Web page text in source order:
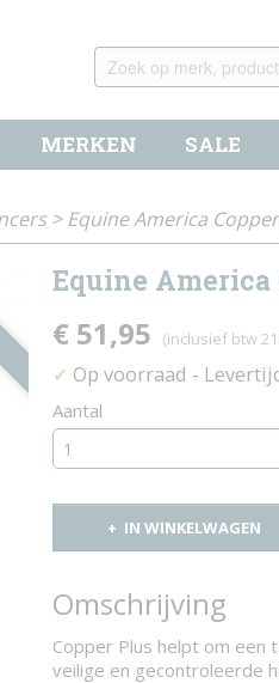
MERKEN SALE
>Equine America
Equine America
€ 51,95 (inclusief btw
✓ Op voorraad -
Aantal
IN WINKELWAGEN
Omschrijving
Copper Plus helpt om
veilige en gecontroleerde